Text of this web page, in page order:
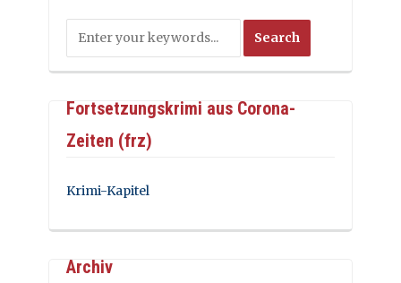
Fortsetzungskrimi aus Corona-
Zeiten (frz)
Krimi-Kapitel
Archiv